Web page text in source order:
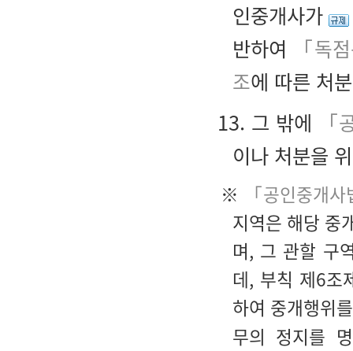
인중개사가
반하여
「독
조에 따른 처
13. 그 밖에
이나 처분을
※
「공인중개
지역은 해당 중
며, 그 관할 구
데, 부칙 제6조
하여 중개행위
무의 정지를